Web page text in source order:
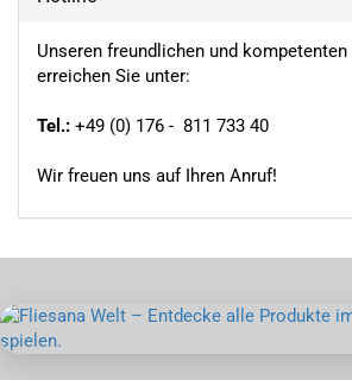
Unseren freundlichen und
erreichen Sie unter:
Tel.: +49 (0) 176 - 811 733 40
Wir freuen uns auf Ihren Anruf!